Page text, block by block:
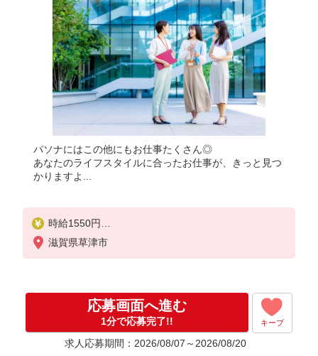
パソナにはこの他にもお仕事たくさん◎
あなたのライフスタイルに合ったお仕事が、きっと見つ
かりますよ...
時給1550円
★交通費規定に基づき交通費支給
滋賀県草津市
応募画面へ進む
1分で応募完了!! キープ
求人応募期間：2026/08/07～2026/08/20